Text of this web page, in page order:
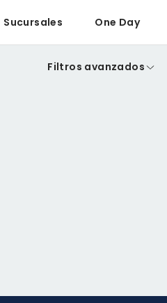
Sucursales One Day
Filtros avanzados